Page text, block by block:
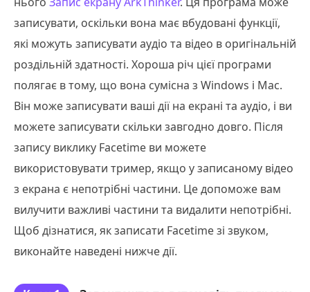
записувати, оскільки вона має вбудовані функції,
які можуть записувати аудіо та відео в оригінальній
роздільній здатності. Хороша річ цієї програми
полягає в тому, що вона сумісна з Windows і Mac.
Він може записувати ваші дії на екрані та аудіо, і ви
можете записувати скільки завгодно довго. Після
запису виклику Facetime ви можете
використовувати тример, якщо у записаному відео
з екрана є непотрібні частини. Це допоможе вам
вилучити важливі частини та видалити непотрібні.
Щоб дізнатися, як записати Facetime зі звуком,
виконайте наведені нижче дії.